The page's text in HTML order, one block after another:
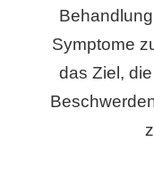
Symptome
das Ziel,